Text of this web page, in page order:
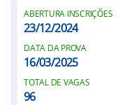
ABERTURA INSCRIÇÕES
23/12/2024
DATA DA PROVA
16/03/2025
TOTAL DE VAGAS
96